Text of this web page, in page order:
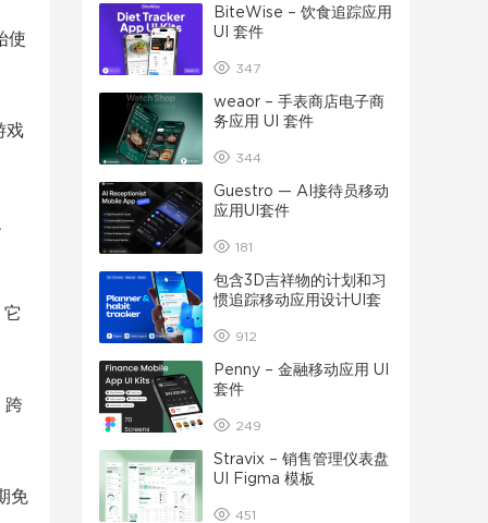
使
戏
跨
免
BiteWise – 饮食追踪应用
UI 套件
347
weaor – 手表商店电子商
务应用 UI 套件
344
Guestro — AI接待员移动
应用UI套件
181
包含3D吉祥物的计划和习
惯追踪移动应用设计UI套
912
Penny – 金融移动应用 UI
套件
249
Stravix – 销售管理仪表盘
UI Figma 模板
451